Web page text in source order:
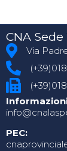
CNA
Via
PEC: